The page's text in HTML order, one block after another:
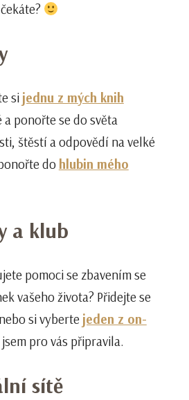
si jednu z mých knih
ponořte se do světa
štěstí a odpovědí na velké
do hlubin mého
a klub
pomoci se zbavením se
vašeho života? Přidejte se
si vyberte jeden z on-
pro vás připravila.
sítě